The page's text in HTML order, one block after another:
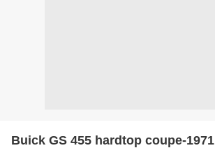
Buick GS 455 hardtop coupe-1971